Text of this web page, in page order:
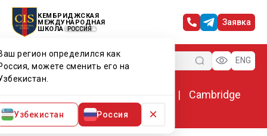
КЕМБРИДЖСКАЯ
МЕЖДУНАРОДНАЯ
ШКОЛА
РОССИЯ
регион определился как
можете сменить его на
Узбекистан Россия ×
Заявка
Меню ENG
Cambridge
Mile 2025